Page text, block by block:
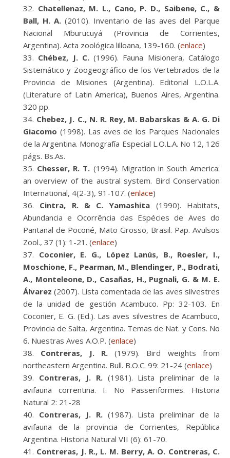
Chatellenaz, M. L., Cano, P. D., Saibene, C., &
Ball, H. A. (2010). Inventario de las aves del Parque
Nacional Mburucuyá (Provincia de Corrientes,
Argentina). Acta zoológica lilloana, 139-160. (enlace)
Chébez, J. C.(1996). Fauna Misionera, Catálogo
Sistemático y Zoogeográfico de los Vertebrados de la
Provincia de Misiones (Argentina). Editorial L.O.L.A.
(Literature of Latin America), Buenos Aires, Argentina.
320 pp.
Chebez, J. C., N. R. Rey, M. Babarskas & A. G. Di
Giacomo (1998). Las aves de los Parques Nacionales
de la Argentina. Monografía Especial L.O.L.A. No 12, 126
págs. Bs.As.
Chesser, R. T. (1994). Migration in South America:
an overview of the austral system. Bird Conservation
International, 4(2-3), 91-107. (enlace)
Cintra, R. & C. Yamashita (1990). Habitats,
Abundancia e Ocorrência das Espécies de Aves do
Pantanal de Poconé, Mato Grosso, Brasil. Pap. Avulsos
Zool., 37 (1): 1-21. (enlace)
Coconier, E. G., López Lanús, B., Roesler, I.,
Moschione, F., Pearman, M., Blendinger, P., Bodrati,
A., Monteleone, D., Casañas, H., Pugnali, G. & M. E.
Álvarez (2007). Lista comentada de las aves silvestres
de la unidad de gestión Acambuco. Pp: 32-103. En
Coconier, E. G. (Ed.). Las aves silvestres de Acambuco,
Provincia de Salta, Argentina. Temas de Nat. y Cons. No
6. Nuestras Aves A.O.P. (enlace)
Contreras, J. R.(1979). Bird weights from
northeastern Argentina. Bull. B.O.C. 99: 21-24 (enlace)
Contreras, J. R.(1981). Lista preliminar de la
avifauna correntina. I. No Passeriformes. Historia
Natural 2: 21-28
Contreras, J. R.(1987). Lista preliminar de la
avifauna de la provincia de Corrientes, República
Argentina. Historia Natural VII (6): 61-70.
Contreras, J. R., L. M. Berry, A. O. Contreras, C.